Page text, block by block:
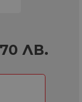
ЛВ.